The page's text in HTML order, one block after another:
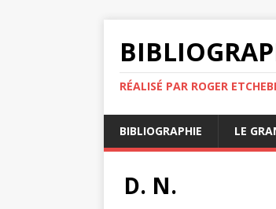
RÉALISÉ PAR ROGER
BIBLIOGRAPHIE LE
D. N.